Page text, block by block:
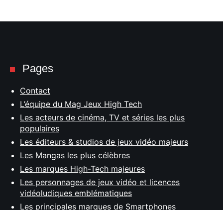
Pages
Contact
L’équipe du Mag Jeux High Tech
Les acteurs de cinéma, TV et séries les plus
populaires
Les éditeurs & studios de jeux vidéo majeurs
Les Mangas les plus célèbres
Les marques High-Tech majeures
Les personnages de jeux vidéo et licences
vidéoludiques emblématiques
Les principales marques de Smartphones